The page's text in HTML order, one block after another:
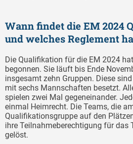
Wann findet die EM 2024
und welches Reglement
Die Qualifikation für die EM 2024
begonnen. Sie läuft bis Ende
insgesamt zehn Gruppen. Diese
mit sechs Mannschaften besetzt.
spielen zwei Mal gegeneinander.
einmal Heimrecht. Die Teams, die
Qualifikationsgruppe auf den
ihre Teilnahmeberechtigung für das
gelöst.